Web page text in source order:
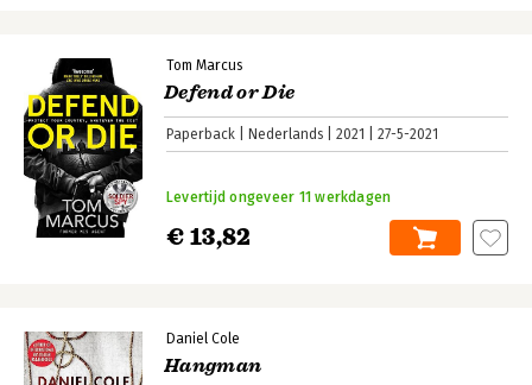
Tom Marcus
Defend or Die
Paperback Nederlands 2021 27-5-2021
€ 13,82
Levertijd ongeveer 11 werkdagen
Daniel Cole
Hangman